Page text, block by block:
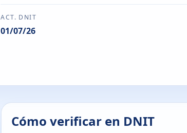
ACT. DNIT
01/07/26
Cómo verificar en DNIT